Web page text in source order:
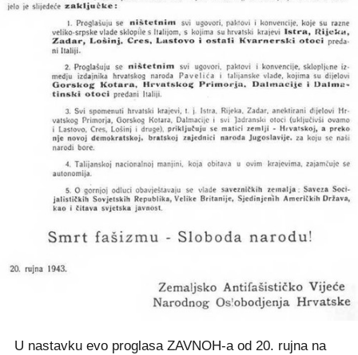
U nastavku evo proglasa ZAVNOH-a od 20. rujna na